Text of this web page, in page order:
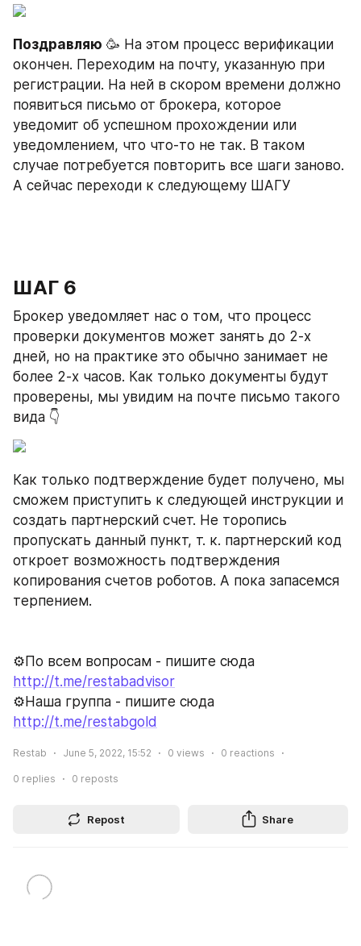
Поздравляю 🥳 На этом процесс верификации
окончен. Переходим на почту, указанную при
регистрации. На ней в скором времени должно
появиться письмо от брокера, которое
уведомит об успешном прохождении или
уведомлением, что что-то не так. В таком
случае потребуется повторить все шаги заново.
А сейчас переходи к следующему ШАГУ
ШАГ 6
Брокер уведомляет нас о том, что процесс
проверки документов может занять до 2-х
дней, но на практике это обычно занимает не
более 2-х часов. Как только документы будут
проверены, мы увидим на почте письмо такого
вида 👇
Как только подтверждение будет получено, мы
сможем приступить к следующей инструкции и
создать партнерский счет. Не торопись
пропускать данный пункт, т. к. партнерский код
откроет возможность подтверждения
копирования счетов роботов. А пока запасемся
терпением.
http://t.me/restabadvisor
http://t.me/restabgold
Restab June 5, 2022, 15:52 0 views 0 reactions
0 replies 0 reposts
Repost Share